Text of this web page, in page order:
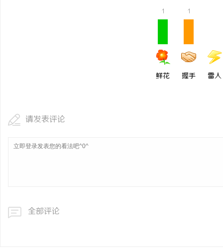
1
鲜花
1
握手 雷人
请发表评论
全部评论